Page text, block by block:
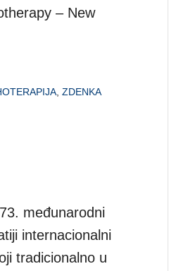
– New
ZDENKA
međunarodni
internacionalni
tradicionalno u